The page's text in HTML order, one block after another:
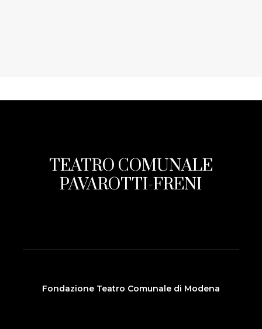
TEATRO COMUNALE
PAVAROTTI-FRENI
Fondazione Teatro Comunale di Modena